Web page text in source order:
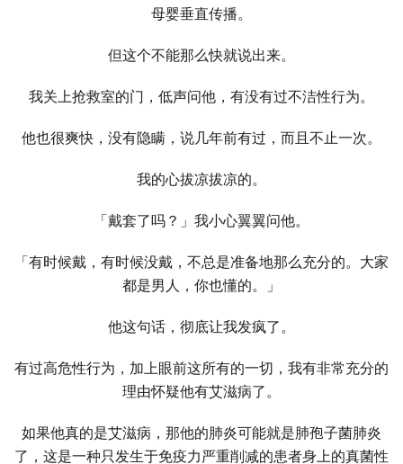
母婴垂直传播。
但这个不能那么快就说出来。
我关上抢救室的门，低声问他，有没有过不洁性行为。
他也很爽快，没有隐瞒，说几年前有过，而且不止一次。
我的心拔凉拔凉的。
「戴套了吗？」我小心翼翼问他。
「有时候戴，有时候没戴，不总是准备地那么充分的。大家
都是男人，你也懂的。」
他这句话，彻底让我发疯了。
有过高危性行为，加上眼前这所有的一切，我有非常充分的
理由怀疑他有艾滋病了。
如果他真的是艾滋病，那他的肺炎可能就是肺孢子菌肺炎
了，这是一种只发生于免疫力严重削减的患者身上的真菌性